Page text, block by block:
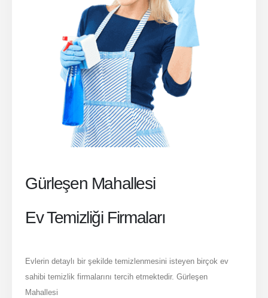
Gürleşen Mahallesi
Ev Temizliği Firmaları
Evlerin detaylı bir şekilde temizlenmesini isteyen birçok ev
sahibi temizlik firmalarını tercih etmektedir. Gürleşen
Mahallesi